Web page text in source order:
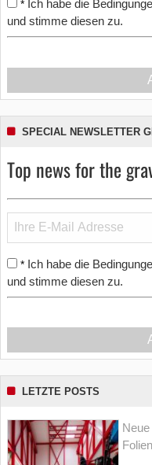
* Ich habe die
und stimme diesen zu.
SPECIAL NEWSLETTER
Top news for the
* Ich habe die
und stimme diesen zu.
LETZTE POSTS